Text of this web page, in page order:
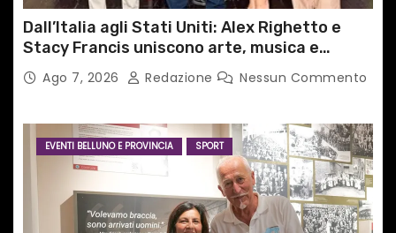
Dall’Italia agli Stati Uniti: Alex Righetto e
Stacy Francis uniscono arte, musica e
tecnologia in un nuovo progetto
internazionale”
Ago 7, 2026 Redazione Nessun Commento
EVENTI BELLUNO E PROVINCIA SPORT